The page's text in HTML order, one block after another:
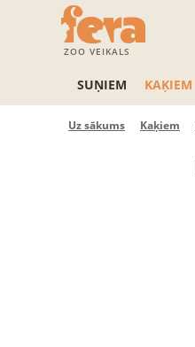
ZOO VEIKALS
SUŅIEM KAĶIEM
Uz sākums Kaķiem